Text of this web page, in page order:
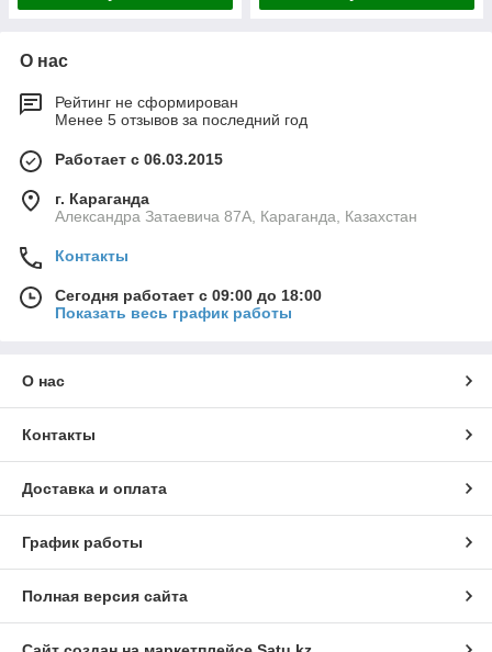
О нас
Рейтинг не сформирован
Менее 5 отзывов за последний год
Работает с 06.03.2015
г. Караганда
Александра Затаевича 87А, Караганда, Казахстан
Контакты
Сегодня работает с 09:00 до 18:00
Показать весь график работы
О нас
Контакты
Доставка и оплата
График работы
Полная версия сайта